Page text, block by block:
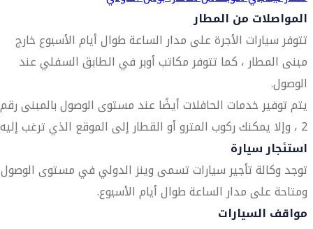
المواصلات من المطار
تتوفر سيارات الأجرة على مدار الساعة طوال أيام الأسبوع خارج
مبنى المطار ، كما تتوفر مكاتب أوبر في الطابق السفلي عند
الوصول.
يتم توفير خدمات الحافلات أيضًا عند مستوى الوصول بالمبنى رقم
2 ، وإلا يمكنك ركوب المترو أو القطار إلى الموقع الذي ترغب إليه.
استئجار سيارة
توجد وكالة تأجير سيارات تسمى وينز الدولي في مستوى الوصول
ومتاحة على مدار الساعة طوال أيام الأسبوع.
مواقف السيارات